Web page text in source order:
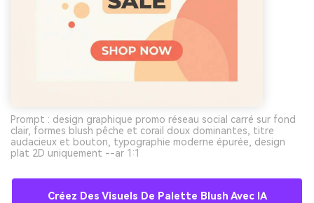
Prompt : design graphique promo réseau social carré sur fond
clair, formes blush pêche et corail doux dominantes, titre
audacieux et bouton, typographie moderne épurée, design
plat 2D uniquement --ar 1:1
Créez Des Visuels De Palette Blush Avec IA